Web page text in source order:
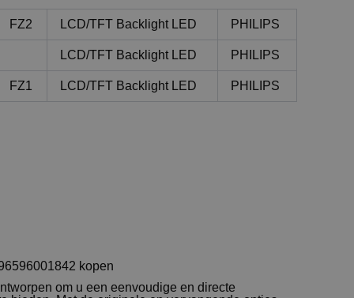
FZ2 LCD/TFT Backlight LED PHILIPS
LCD/TFT Backlight LED PHILIPS
FZ1 LCD/TFT Backlight LED PHILIPS
kopen
om u een eenvoudige en directe